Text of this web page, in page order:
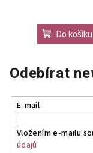
Do košíku
Odebírat
E-mail
Vložením e-mailu
údajů